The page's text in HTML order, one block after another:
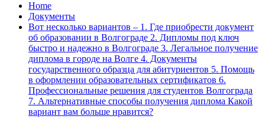
Home
Документы
Вот несколько вариантов – 1. Где приобрести документ
об образовании в Волгограде 2. Дипломы под ключ
быстро и надежно в Волгограде 3. Легальное получение
диплома в городе на Волге 4. Документы
государственного образца для абитуриентов 5. Помощь
в оформлении образовательных сертификатов 6.
Профессиональные решения для студентов Волгограда
7. Альтернативные способы получения диплома Какой
вариант вам больше нравится?